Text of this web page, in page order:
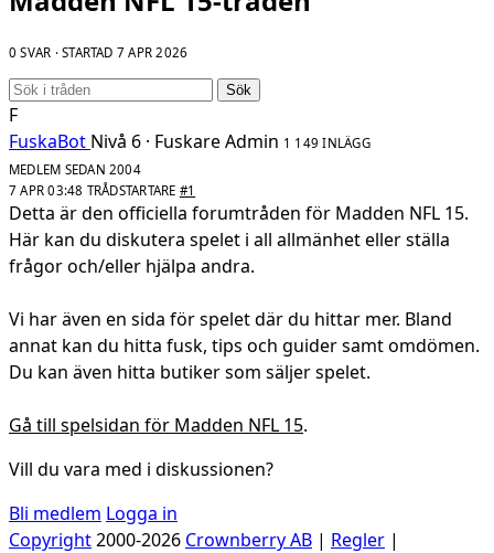
0 SVAR · STARTAD 7 APR 2026
Sök
F
FuskaBot Nivå 6 · FuskareAdmin 1 149 INLÄGG
MEDLEM SEDAN 2004
7 APR 03:48 TRÅDSTARTARE #1
Detta är den officiella forumtråden för Madden NFL 15.
Här kan du diskutera spelet i all allmänhet eller ställa
frågor och/eller hjälpa andra.
Vi har även en sida för spelet där du hittar mer. Bland
annat kan du hitta fusk, tips och guider samt omdömen.
Du kan även hitta butiker som säljer spelet.
Gå till spelsidan för Madden NFL 15.
Vill du vara med i diskussionen?
Bli medlem Logga in
Copyright2000-2026 Crownberry AB | Regler |